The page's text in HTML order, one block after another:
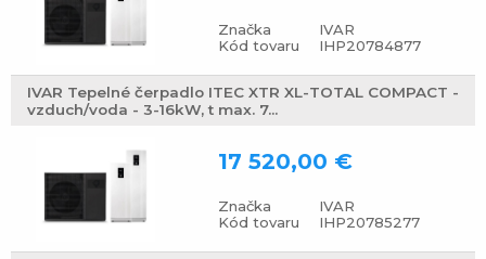
Značka
IVAR
Kód tovaru
IHP20784877
IVAR Tepelné čerpadlo ITEC XTR XL-TOTAL COMPACT -
vzduch/voda - 3-16kW, t max. 7...
Značka
IVAR
Kód tovaru
IHP20785277
17 520,00 €